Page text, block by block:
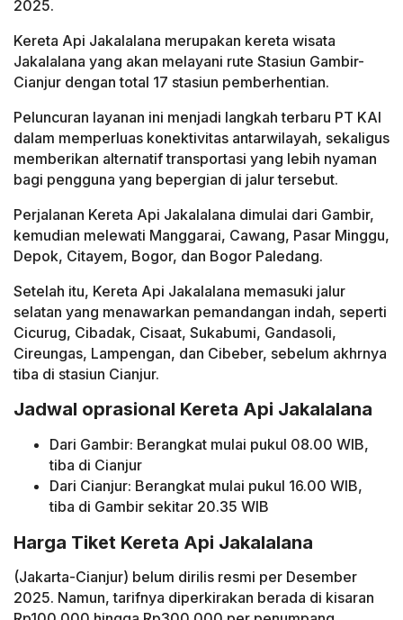
2025.
Kereta Api Jakalalana merupakan kereta wisata
Jakalalana yang akan melayani rute Stasiun Gambir-
Cianjur dengan total 17 stasiun pemberhentian.
Peluncuran layanan ini menjadi langkah terbaru PT KAI
dalam memperluas konektivitas antarwilayah, sekaligus
memberikan alternatif transportasi yang lebih nyaman
bagi pengguna yang bepergian di jalur tersebut.
Perjalanan Kereta Api Jakalalana dimulai dari Gambir,
kemudian melewati Manggarai, Cawang, Pasar Minggu,
Depok, Citayem, Bogor, dan Bogor Paledang.
Setelah itu, Kereta Api Jakalalana memasuki jalur
selatan yang menawarkan pemandangan indah, seperti
Cicurug, Cibadak, Cisaat, Sukabumi, Gandasoli,
Cireungas, Lampengan, dan Cibeber, sebelum akhrnya
tiba di stasiun Cianjur.
Jadwal oprasional Kereta Api Jakalalana
Dari Gambir: Berangkat mulai pukul 08.00 WIB,
tiba di Cianjur
Dari Cianjur: Berangkat mulai pukul 16.00 WIB,
tiba di Gambir sekitar 20.35 WIB
Harga Tiket Kereta Api Jakalalana
(Jakarta-Cianjur) belum dirilis resmi per Desember
2025. Namun, tarifnya diperkirakan berada di kisaran